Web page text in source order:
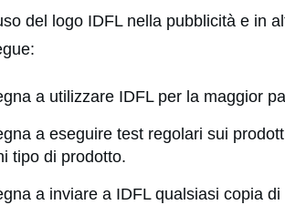
del logo IDFL nella pubblicità e in
a utilizzare IDFL per la maggior
a eseguire test regolari sui
tipo di prodotto.
a inviare a IDFL qualsiasi copia